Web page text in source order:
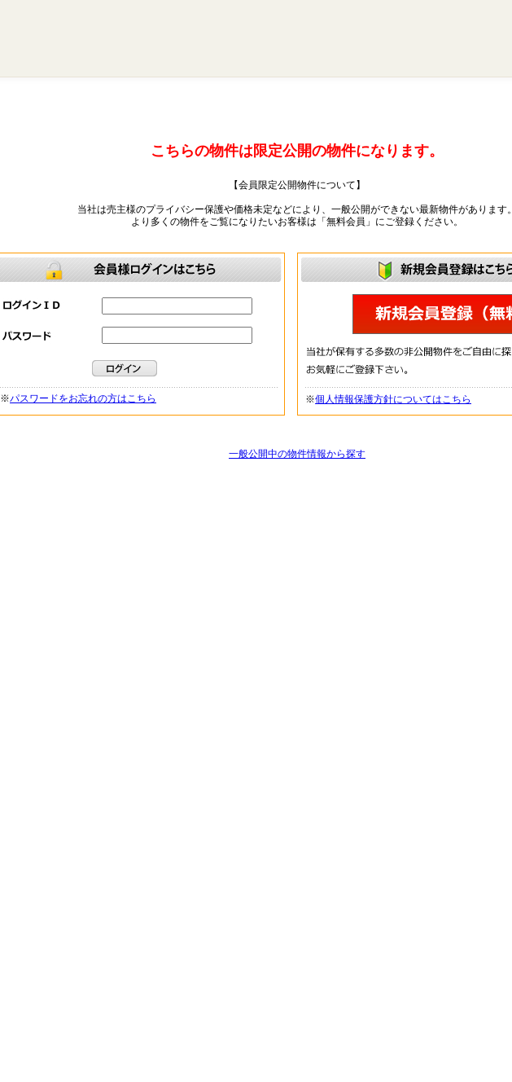
こちらの物件は限定公開の物件になります。
【会員限定公開物件について】
当社は売主様のプライバシー保護や価格未定などにより、一般公開ができない最新物件があります。
より多くの物件をご覧になりたいお客様は「無料会員」にご登録ください。
※パスワードをお忘れの方はこちら ※個人情報保護方針についてはこちら
一般公開中の物件情報から探す